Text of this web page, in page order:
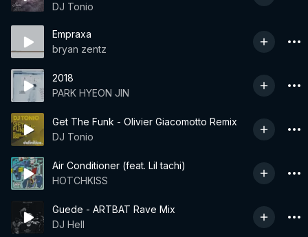
DJ Tonio
Empraxa
bryan zentz
2018
PARK HYEON JIN
Get The Funk - Olivier Giacomotto Remix
DJ Tonio
Air Conditioner (feat. Lil tachi)
HOTCHKISS
Guede - ARTBAT Rave Mix
DJ Hell